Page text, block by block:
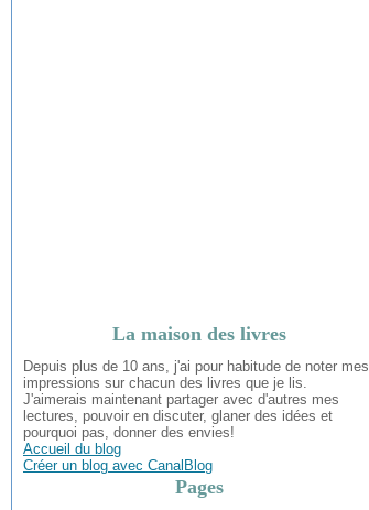
La maison des livres
Depuis plus de 10 ans, j'ai pour habitude de noter mes
impressions sur chacun des livres que je lis.
J'aimerais maintenant partager avec d'autres mes
lectures, pouvoir en discuter, glaner des idées et
pourquoi pas, donner des envies!
Accueil du blog
Créer un blog avec CanalBlog
Pages